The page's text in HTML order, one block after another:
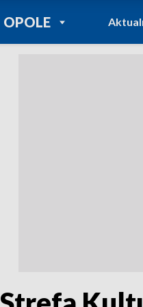
OPOLEPOWRÓT DO
TVP REGIONY